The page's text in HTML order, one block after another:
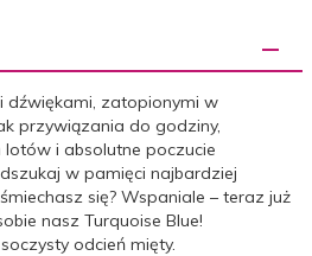
dźwiękami, zatopionymi w
przywiązania do godziny,
i absolutne poczucie
w pamięci najbardziej
się? Wspaniale – teraz już
nasz Turquoise Blue!
odcień mięty.